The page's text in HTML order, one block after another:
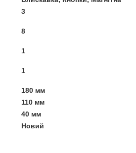
3
8
1
1
180 мм
110 мм
40 мм
Новий